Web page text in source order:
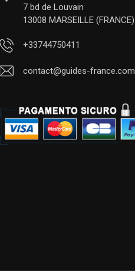
7 bd de Louvain
13008 MARSEILLE (FRANCE)
+33744750411
contact@guides-france.com